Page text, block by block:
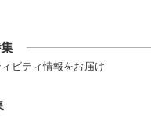
ビティ情報をお届け